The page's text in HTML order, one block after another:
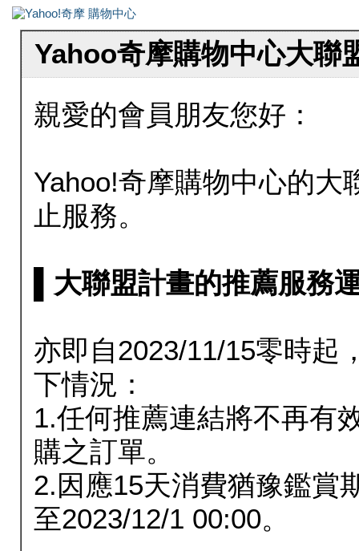
Yahoo奇摩購物中心大聯
親愛的會員朋友您好：
Yahoo!奇摩購物中心的大
止服務。
▌大聯盟計畫的推薦服務
亦即自2023/11/15零時起
下情況：
1.任何推薦連結將不再有
購之訂單。
2.因應15天消費猶豫鑑賞
至2023/12/1 00:00。